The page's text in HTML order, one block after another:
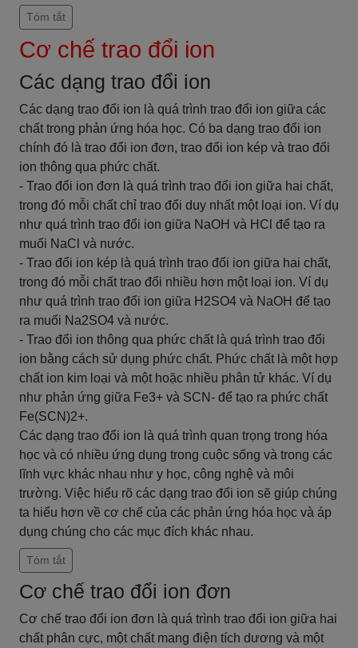
Tóm tắt
Cơ chế trao đổi ion
Các dạng trao đổi ion
Các dạng trao đổi ion là quá trình trao đổi ion giữa các
chất trong phản ứng hóa học. Có ba dạng trao đổi ion
chính đó là trao đổi ion đơn, trao đổi ion kép và trao đổi
ion thông qua phức chất.
- Trao đổi ion đơn là quá trình trao đổi ion giữa hai chất,
trong đó mỗi chất chỉ trao đổi duy nhất một loại ion. Ví dụ
như quá trình trao đổi ion giữa NaOH và HCl để tạo ra
muối NaCl và nước.
- Trao đổi ion kép là quá trình trao đổi ion giữa hai chất,
trong đó mỗi chất trao đổi nhiều hơn một loại ion. Ví dụ
như quá trình trao đổi ion giữa H2SO4 và NaOH để tạo
ra muối Na2SO4 và nước.
- Trao đổi ion thông qua phức chất là quá trình trao đổi
ion bằng cách sử dụng phức chất. Phức chất là một hợp
chất ion kim loại và một hoặc nhiều phân tử khác. Ví dụ
như phản ứng giữa Fe3+ và SCN- để tạo ra phức chất
Fe(SCN)2+.
Các dạng trao đổi ion là quá trình quan trọng trong hóa
học và có nhiều ứng dụng trong cuộc sống và trong các
lĩnh vực khác nhau như y học, công nghệ và môi
trường. Việc hiểu rõ các dạng trao đổi ion sẽ giúp chúng
ta hiểu hơn về cơ chế của các phản ứng hóa học và áp
dụng chúng cho các mục đích khác nhau.
Tóm tắt
Cơ chế trao đổi ion đơn
Cơ chế trao đổi ion đơn là quá trình trao đổi ion giữa hai
chất phân cực, một chất mang điện tích dương và một